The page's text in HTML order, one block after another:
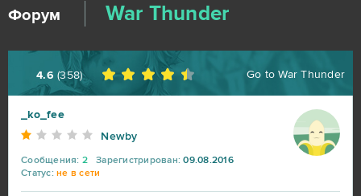
Форум War Thunder
4.6 (358) Go toWar Thunder
_ko_fee
Newby
Сообщения: 2 Зарегистрирован: 09.08.2016
Статус: не в сети